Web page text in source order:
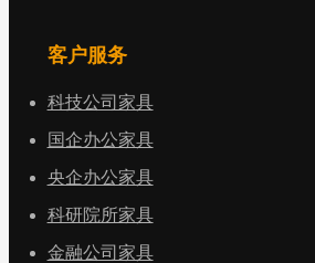
客户服务
科技公司家具
国企办公家具
央企办公家具
科研院所家具
金融公司家具